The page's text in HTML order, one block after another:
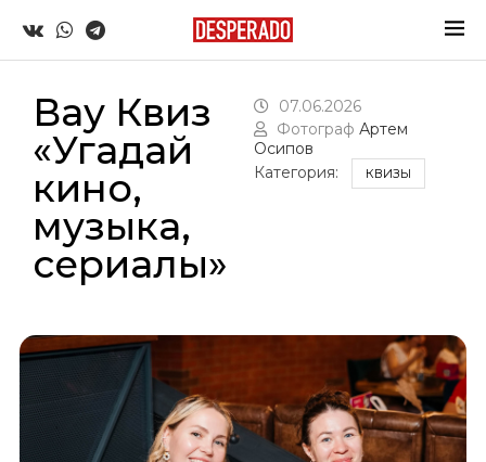
Вау Квиз
«Угадай
кино,
музыка,
сериалы»
07.06.2026
Фотограф Артем
Осипов
Категория:
КВИЗЫ